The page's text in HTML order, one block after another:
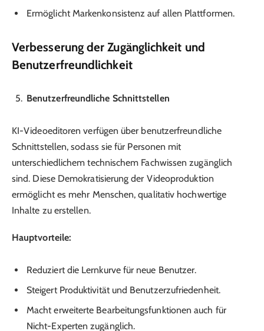
Ermöglicht Markenkonsistenz auf allen Plattformen.
Verbesserung der Zugänglichkeit und
Benutzerfreundlichkeit
Benutzerfreundliche Schnittstellen
KI-Videoeditoren verfügen über benutzerfreundliche
Schnittstellen, sodass sie für Personen mit
unterschiedlichem technischem Fachwissen zugänglich
sind. Diese Demokratisierung der Videoproduktion
ermöglicht es mehr Menschen, qualitativ hochwertige
Inhalte zu erstellen.
Hauptvorteile:
Reduziert die Lernkurve für neue Benutzer.
Steigert Produktivität und Benutzerzufriedenheit.
Macht erweiterte Bearbeitungsfunktionen auch für
Nicht-Experten zugänglich.